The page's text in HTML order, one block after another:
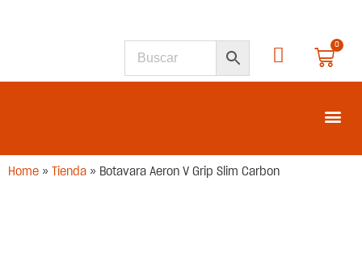
0
Home » Tienda » Botavara Aeron V Grip Slim Carbon